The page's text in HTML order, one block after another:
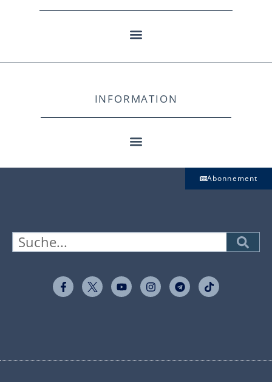
INFORMATION
Abonnement